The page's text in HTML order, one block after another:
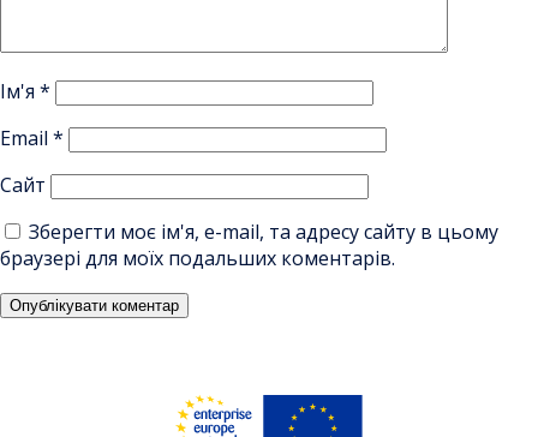
Ім'я *
Email *
Сайт
Зберегти моє ім'я, e-mail, та адресу сайту в цьому
браузері для моїх подальших коментарів.